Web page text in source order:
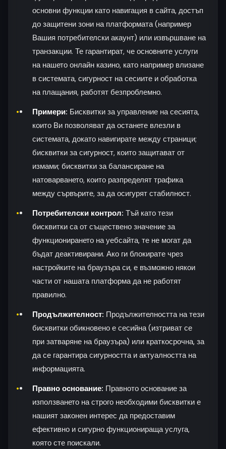
основни функции като навигация в сайта, достъп
до защитени зони на платформата (например
Вашия потребителски акаунт) или извършване на
транзакции. Те гарантират, че основните услуги
на нашето онлайн казино, като например влизане
в системата, сигурност на сесиите и обработка
на плащания, работят безпроблемно.
Примери: Бисквитки за управление на сесията,
които Ви позволяват да останете влезли в
системата, докато навигирате между страници;
бисквитки за сигурност, които защитават от
измами; бисквитки за балансиране на
натоварването, които разпределят трафика
между сървърите, за да осигурят стабилност.
Потребителски контрол: Тъй като тези
бисквитки са от съществено значение за
функционирането на уебсайта, те не могат да
бъдат деактивирани. Ако ги блокирате чрез
настройките на браузъра си, е възможно някои
части от нашата платформа да не работят
правилно.
Продължителност: Продължителността на тези
бисквитки обикновено е сесийна (изтриват се
при затваряне на браузъра) или краткосрочна, за
да се гарантира сигурността и актуалността на
информацията.
Правно основание: Правното основание за
използването на строго необходими бисквитки е
нашият законен интерес да предоставим
ефективно и сигурно функционираща услуга,
която сте поискали.